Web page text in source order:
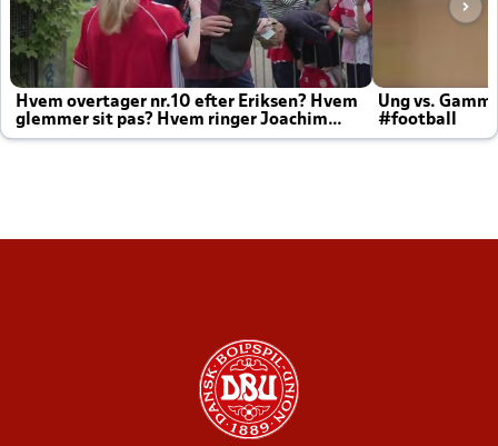
Hvem overtager nr.10 efter Eriksen? Hvem
glemmer sit pas? Hvem ringer Joachim
altid til efter kampe?
Ung vs.
#football